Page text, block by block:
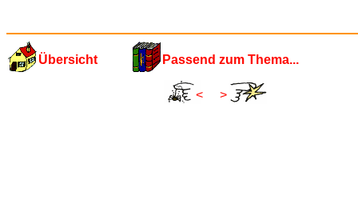
Übersicht Passend zum Thema...
< >